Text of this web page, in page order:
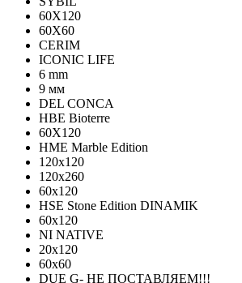
60X120
60X60
CERIM
ICONIC LIFE
6 mm
9 мм
DEL CONCA
HBE Bioterre
60Х120
HME Marble Edition
120x120
120x260
60x120
HSE Stone Edition DINAMIK
60x120
NI NATIVE
20х120
60х60
DUE G- НЕ ПОСТАВЛЯЕМ!!!